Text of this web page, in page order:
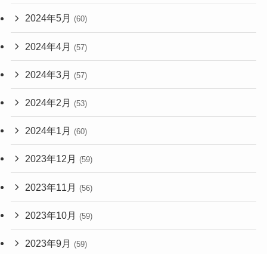
2024年5月 (60)
2024年4月 (57)
2024年3月 (57)
2024年2月 (53)
2024年1月 (60)
2023年12月 (59)
2023年11月 (56)
2023年10月 (59)
2023年9月 (59)